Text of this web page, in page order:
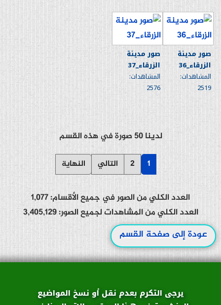
صور مدينة
الزرقاء_36
المشاهدات:
2519
صور مدينة
الزرقاء_37
المشاهدات:
2576
لدينا 50 صورة في هذه القسم
1
2 التالي النهاية
العدد الكلي من الصور في جميع الأقسام: 1,077
العدد الكلي من المشاهدات لجميع الصور: 3,405,129
عودة إلى صفحة القسم
يرجى التكرم بعدم نقل أو نسخ المواضيع